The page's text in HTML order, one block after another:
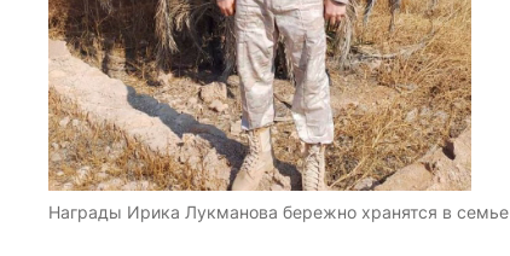
Награды Ирика Лукманова бережно хранятся в семье